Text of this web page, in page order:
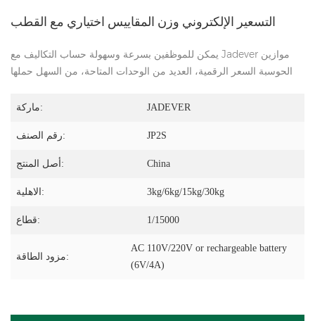
التسعير الإلكتروني وزن المقاييس اختياري مع القطب
يمكن للموظفين بسرعة وسهولة حساب التكاليف مع Jadever موازين
الحوسبة السعر الرقمية، العديد من الوحدات المتاحة، من السهل حملها
ماركة: JADEVER
رقم الصنف: JP2S
أصل المنتج: China
الاهلية: 3kg/6kg/15kg/30kg
قطاع: 1/15000
مزود الطاقة:
AC 110V/220V or rechargeable battery
(6V/4A)